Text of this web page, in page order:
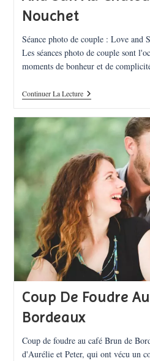
Nouchet
Séance photo de couple : Love and
Les séances photo de couple sont
moments de bonheur et de
Continuer La LectureSéance
Photo
Couple
Love
And
Sun
Au
Château
Haut-
Nouchet
Coup De Foudre
Bordeaux
Coup de foudre au café Brun de
d'Aurélie et Peter, qui ont vécu un